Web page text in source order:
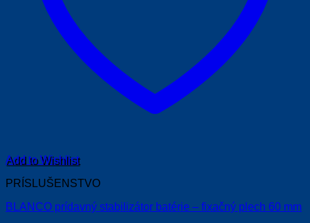
Add to Wishlist
PRÍSLUŠENSTVO
BLANCO prídavný stabilizátor batérie – fixačný plech 60 mm